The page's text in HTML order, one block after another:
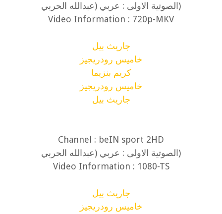
(الصوتية الاولى : عربي (عبدالله الحربي
Video Information : 720p-MKV
جاريث بيل
خاميس رودريجيز
كريم بنزيما
خاميس رودريجيز
جاريث بيل
Channel : beIN sport 2HD
(الصوتية الاولى : عربي (عبدالله الحربي
Video Information : 1080-TS
جاريث بيل
خاميس رودريجيز